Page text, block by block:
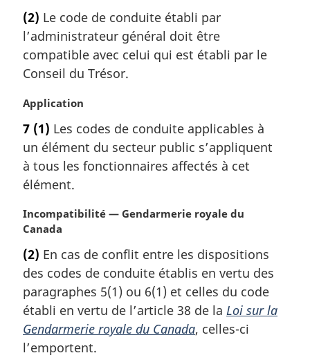
i
n
a
l
e
:
t
e
m
a
g
n
a
l
e
:
(2) Le code de conduite établi par
l’administrateur général doit être
compatible avec celui qui est établi par le
Conseil du Trésor.
N
t
e
m
a
g
i
a
l
:
Application
7 (1) Les codes de conduite applicables à
un élément du secteur public s’appliquent
à tous les fonctionnaires affectés à cet
élément.
N
o
e
m
a
r
i
n
Incompatibilité — Gendarmerie royale du
Canada
(2) En cas de conflit entre les dispositions
des codes de conduite établis en vertu des
paragraphes 5(1) ou 6(1) et celles du code
établi en vertu de l’article 38 de la Loi sur la
Gendarmerie royale du Canada, celles-ci
l’emportent.